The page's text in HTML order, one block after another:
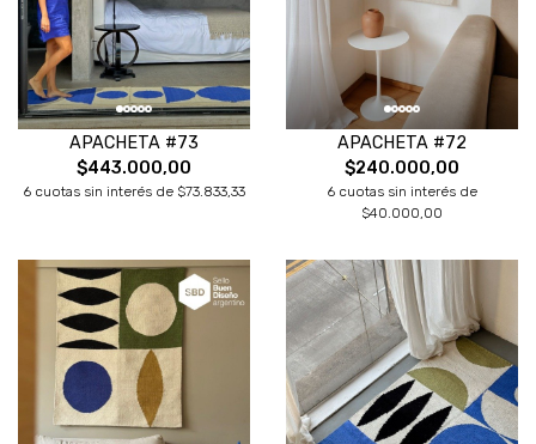
APACHETA #73
$443.000,00
6 cuotas sin interés de $73.833,33
APACHETA #72
$240.000,00
6 cuotas sin interés de
$40.000,00